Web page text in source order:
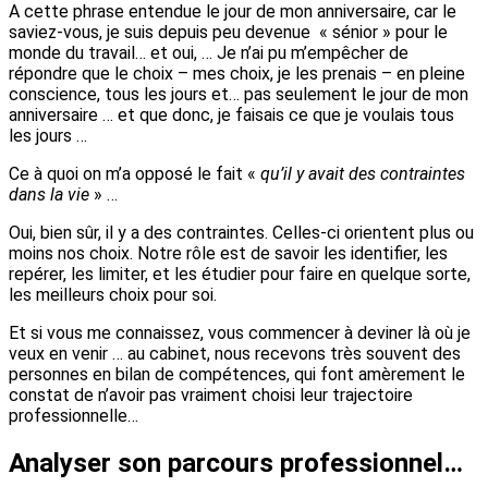
A cette phrase entendue le jour de mon anniversaire, car le
saviez-vous, je suis depuis peu devenue « sénior » pour le
monde du travail… et oui, … Je n’ai pu m’empêcher de
répondre que le choix – mes choix, je les prenais – en pleine
conscience, tous les jours et… pas seulement le jour de mon
anniversaire … et que donc, je faisais ce que je voulais tous
les jours …
Ce à quoi on m’a opposé le fait « qu’il y avait des contraintes
dans la vie » …
Oui, bien sûr, il y a des contraintes. Celles-ci orientent plus ou
moins nos choix. Notre rôle est de savoir les identifier, les
repérer, les limiter, et les étudier pour faire en quelque sorte,
les meilleurs choix pour soi.
Et si vous me connaissez, vous commencer à deviner là où je
veux en venir … au cabinet, nous recevons très souvent des
personnes en bilan de compétences, qui font amèrement le
constat de n’avoir pas vraiment choisi leur trajectoire
professionnelle…
Analyser son parcours professionnel…